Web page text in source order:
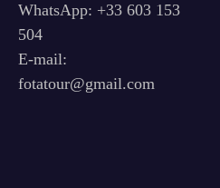
WhatsApp: +33 603 153
504
E-mail:
fotatour@gmail.com